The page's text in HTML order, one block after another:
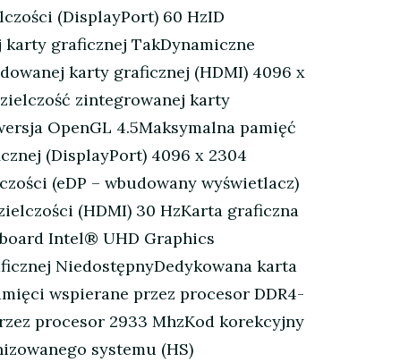
(DisplayPort) 60 HzID
graficznej TakDynamiczne
karty graficznej (HDMI) 4096 x
zintegrowanej karty
OpenGL 4.5Maksymalna pamięć
(DisplayPort) 4096 x 2304
(eDP – wbudowany wyświetlacz)
(HDMI) 30 HzKarta graficzna
Intel® UHD Graphics
NiedostępnyDedykowana karta
wspierane przez procesor DDR4-
procesor 2933 MhzKod korekcyjny
systemu (HS)